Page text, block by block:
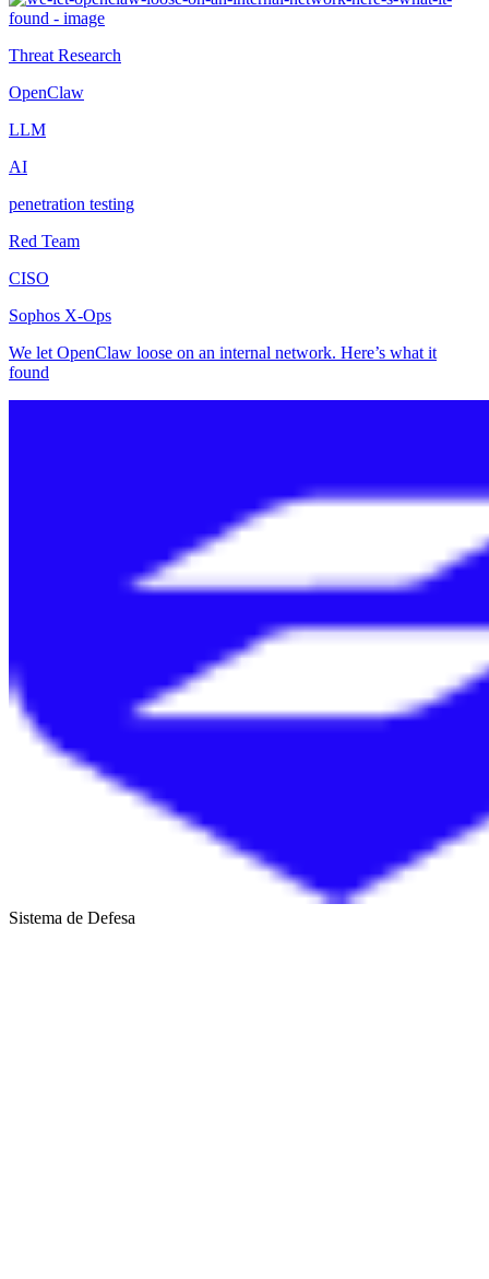
Threat Research
OpenClaw
LLM
AI
penetration testing
Red Team
CISO
Sophos X-Ops
We let OpenClaw loose on an internal network. Here’s what it
found
Sistema de Defesa